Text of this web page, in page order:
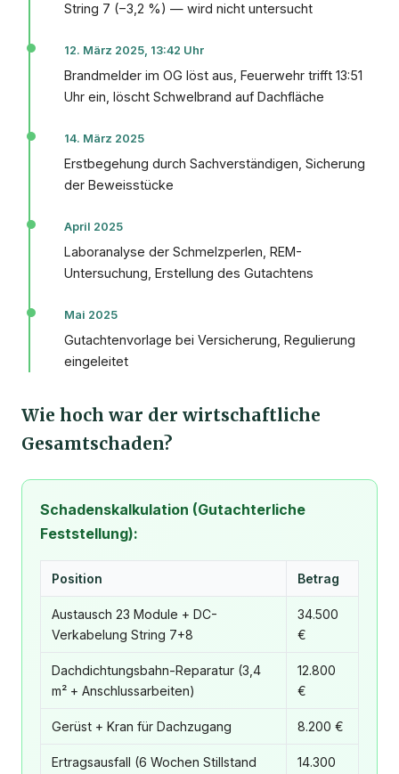
String 7 (−3,2 %) — wird nicht untersucht
12. März 2025, 13:42 Uhr
Brandmelder im OG löst aus, Feuerwehr trifft 13:51
Uhr ein, löscht Schwelbrand auf Dachfläche
14. März 2025
Erstbegehung durch Sachverständigen, Sicherung
der Beweisstücke
April 2025
Laboranalyse der Schmelzperlen, REM-
Untersuchung, Erstellung des Gutachtens
Mai 2025
Gutachtenvorlage bei Versicherung, Regulierung
eingeleitet
Wie hoch war der wirtschaftliche
Gesamtschaden?
Schadenskalkulation (Gutachterliche
Feststellung):
Position Betrag
Austausch 23 Module + DC-
Verkabelung String 7+8
34.500
€
Dachdichtungsbahn-Reparatur (3,4
m² + Anschlussarbeiten)
12.800
€
Gerüst + Kran für Dachzugang 8.200 €
Ertragsausfall (6 Wochen Stillstand
14.300